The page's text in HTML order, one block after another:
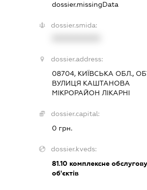
dossier.missingData
dossier.smida:
dossier.address:
08704, КИЇВСЬКА ОБЛ.,
ВУЛИЦЯ КАШТАНОВА
МІКРОРАЙОН ЛІКАРНІ
dossier.capital:
0 грн.
dossier.kveds:
81.10комплексне
об'єктів